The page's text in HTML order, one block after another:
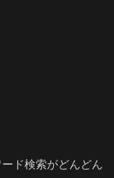
ド検索がどんどん